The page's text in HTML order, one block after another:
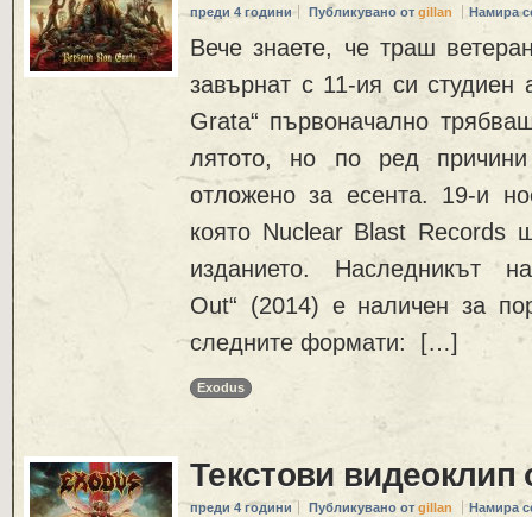
преди 4 години Публикувано от gillan Намира
Вече знаете, че траш
завърнат с 11-ия си студиен
Grata“ първоначално
лятото, но по ред
отложено за есента. 19-и
която Nuclear Blast Records
изданието. Наследникът
Out“ (2014) е наличен за
следните формати: […]
Exodus
Текстови видеоклип
преди 4 години Публикувано от gillan Намира